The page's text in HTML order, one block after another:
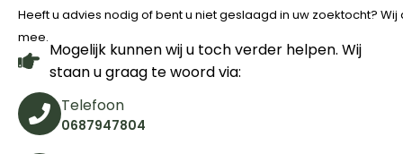
Heeft u advies nodig of bent u niet geslaagd in uw zoektocht?
mee.
Mogelijk kunnen wij u toch verder helpen. Wij
staan u graag te woord via:
Telefoon
0687947804